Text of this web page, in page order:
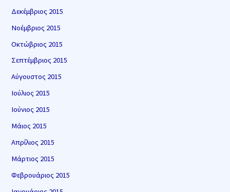
Δεκέμβριος 2015
Νοέμβριος 2015
Οκτώβριος 2015
Σεπτέμβριος 2015
Αύγουστος 2015
Ιούλιος 2015
Ιούνιος 2015
Μάιος 2015
Απρίλιος 2015
Μάρτιος 2015
Φεβρουάριος 2015